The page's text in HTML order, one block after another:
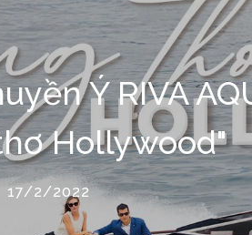
Ý RIVA
Hollywood"
17/2/2022